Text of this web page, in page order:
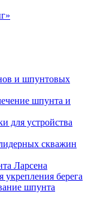
и шпунтовых
шпунта и
для устройства
скважин
Ларсена
берега
шпунта